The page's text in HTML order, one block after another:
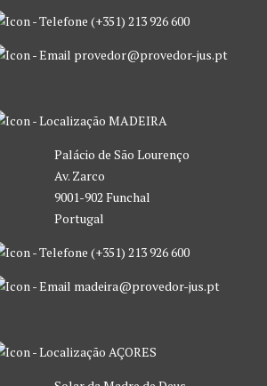
(+351) 213 926 600
provedor@provedor-jus.pt
MADEIRA
Palácio de São Lourenço
Av. Zarco
9001-902 Funchal
Portugal
(+351) 213 926 600
madeira@provedor-jus.pt
AÇORES